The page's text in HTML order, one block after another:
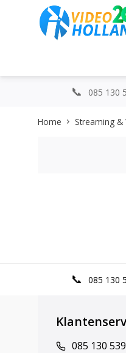
085 130
Home Streaming &
085 130
085 130